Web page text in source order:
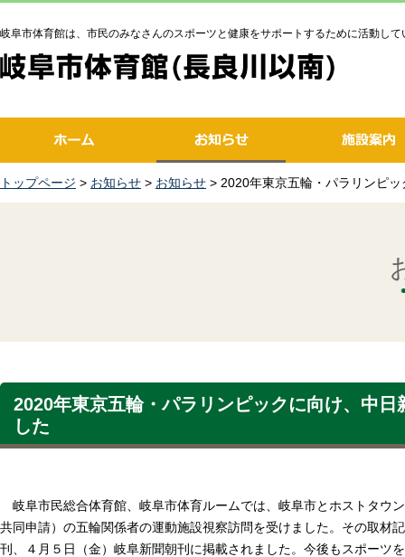
岐阜市体育館は、市民のみなさんのスポーツと健康をサポートするために活動して
トップページ > お知らせ > お知らせ > 2020年東京五輪・パラリンピ
2020年東京五輪・パラリンピックに向け、中
した
岐阜市民総合体育館、岐阜市体育ルームでは、岐阜市とホストタウ
共同申請）の五輪関係者の運動施設視察訪問を受けました。その取
刊、４月５日（金）岐阜新聞朝刊に掲載されました。今後もスポーツ